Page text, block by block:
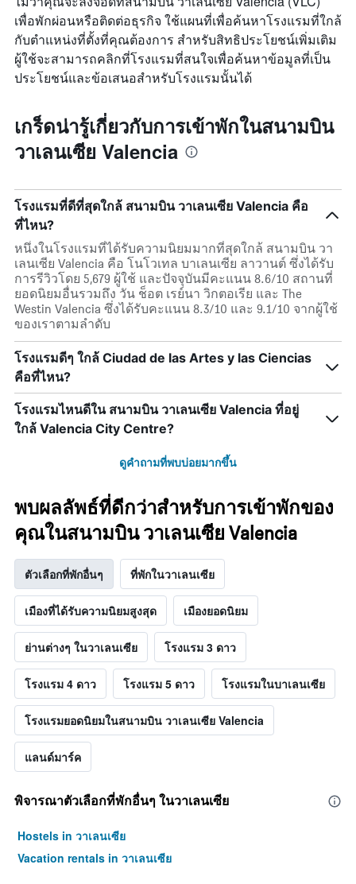
เพื่อพักผ่อนหรือติดต่อธุรกิจ ใช้แผนที่เพื่อค้นหาโรงแรมที่ใกล้
กับตำแหน่งที่ตั้งที่คุณต้องการ สำหรับสิทธิประโยชน์เพิ่มเติม
ผู้ใช้จะสามารถคลิกที่โรงแรมที่สนใจเพื่อค้นหาข้อมูลที่เป็น
ประโยชน์และข้อเสนอสำหรับโรงแรมนั้นได้
เกร็ดน่ารู้เกี่ยวกับการเข้าพักในสนามบิน
วาเลนเซีย Valencia
โรงแรมที่ดีที่สุดใกล้ สนามบิน วาเลนเซีย Valencia คือ
ที่ไหน?
หนึ่งในโรงแรมที่ได้รับความนิยมมากที่สุดใกล้ สนามบิน วา
เลนเซีย Valencia คือ โนโวเทล บาเลนเซีย ลาวานต์ ซึ่งได้รับ
การรีวิวโดย 5,679 ผู้ใช้ และปัจจุบันมีคะแนน 8.6/10 สถานที่
ยอดนิยมอื่นรวมถึง วัน ช็อต เรย์นา วิกตอเรีย และ The
Westin Valencia ซึ่งได้รับคะแนน 8.3/10 และ 9.1/10 จากผู้ใช้
ของเราตามลำดับ
โรงแรมดีๆ ใกล้ Ciudad de las Artes y las Ciencias
คือที่ไหน?
โรงแรมไหนดีใน สนามบิน วาเลนเซีย Valencia ที่อยู่
ใกล้ Valencia City Centre?
ดูคำถามที่พบบ่อยมากขึ้น
พบผลลัพธ์ที่ดีกว่าสำหรับการเข้าพักของ
คุณในสนามบิน วาเลนเซีย Valencia
ตัวเลือกที่พักอื่นๆ ที่พักในวาเลนเซีย
เมืองที่ได้รับความนิยมสูงสุด เมืองยอดนิยม
ย่านต่างๆ ในวาเลนเซีย โรงแรม 3 ดาว
โรงแรม 4 ดาว โรงแรม 5 ดาว โรงแรมในบาเลนเซีย
โรงแรมยอดนิยมในสนามบิน วาเลนเซีย Valencia
แลนด์มาร์ค
พิจารณาตัวเลือกที่พักอื่นๆ ในวาเลนเซีย
Hostels in วาเลนเซีย
Vacation rentals in วาเลนเซีย